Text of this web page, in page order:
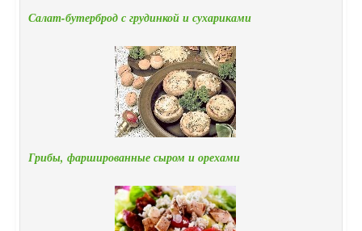
Салат-бутерброд с грудинкой и сухариками
Грибы, фаршированные сыром и орехами